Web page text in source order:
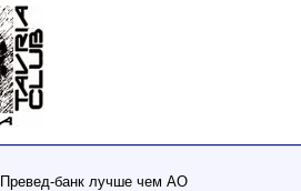
Превед-банк лучше чем АО